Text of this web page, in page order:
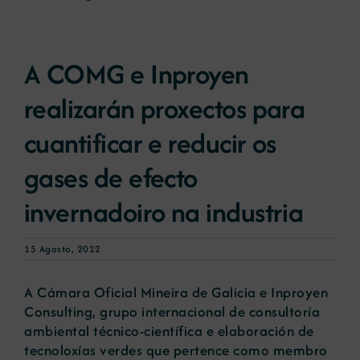
Portal de emprego
Contacto
A COMG e Inproyen
realizarán proxectos para
cuantificar e reducir os
gases de efecto
invernadoiro na industria
15 Agosto, 2022
A Cámara Oficial Mineira de Galicia e Inproyen
Consulting, grupo internacional de consultoría
ambiental técnico-científica e elaboración de
tecnoloxías verdes que pertence como membro